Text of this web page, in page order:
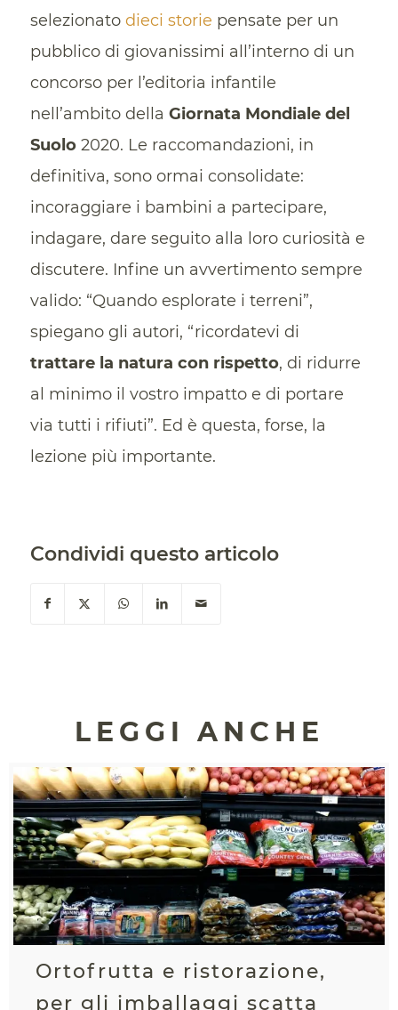
selezionato dieci storie pensate per un
pubblico di giovanissimi all’interno di un
concorso per l’editoria infantile
nell’ambito della Giornata Mondiale del
Suolo2020. Le raccomandazioni, in
definitiva, sono ormai consolidate:
incoraggiare i bambini a partecipare,
indagare, dare seguito alla loro curiosità e
discutere. Infine un avvertimento sempre
valido: “Quando esplorate i terreni”,
spiegano gli autori, “ricordatevi di
trattare la natura con rispetto, di ridurre
al minimo il vostro impatto e di portare
via tutti i rifiuti”. Ed è questa, forse, la
lezione più importante.
Condividi questo articolo
LEGGI ANCHE
Ortofrutta e ristorazione,
per gli imballaggi scatta